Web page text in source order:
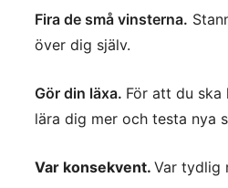
Fira de små vinsterna.
över dig själv.
Gör din läxa. För att du
lära dig mer och testa nya
Var konsekvent. Var tydlig